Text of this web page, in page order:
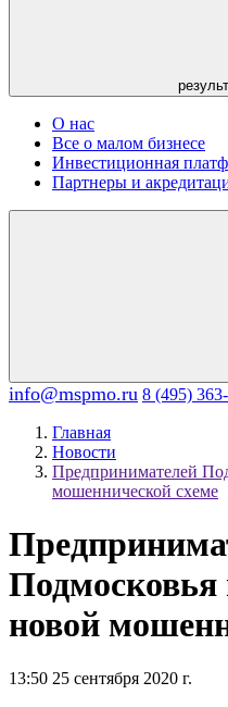
О нас
Все о малом бизнесе
Инвестиционная
Партнеры и
info@mspmo.ru 8 (495)
Главная
Новости
Предпринимателей
мошеннической схеме
Подмосковья
новой
13:50 25 сентября 2020 г.